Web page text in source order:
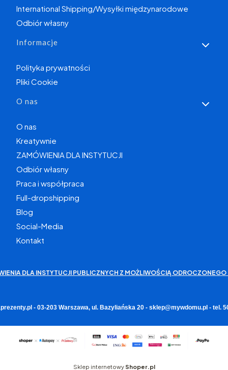
International Shipping/Wysyłki międzynarodowe
Odbiór własny
Informacje
Polityka prywatności
Pliki Cookie
O nas
O nas
Kreatywnie
ZAMÓWIENIA DLA INSTYTUCJI
Odbiór własny
Praca i współpraca
Full-dropshipping
Blog
Social-Media
Kontakt
DLA INSTYTUCJI PUBLICZNYCH Z MOŻLIWOŚCIĄ ODROCZONEGO
- 03-203 Warszawa, ul. Bazyliańska 20 - sklep@mywdomu.pl - tel.
Sklep internetowy Shoper.pl